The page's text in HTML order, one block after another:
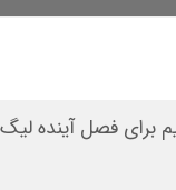
برای فصل آینده